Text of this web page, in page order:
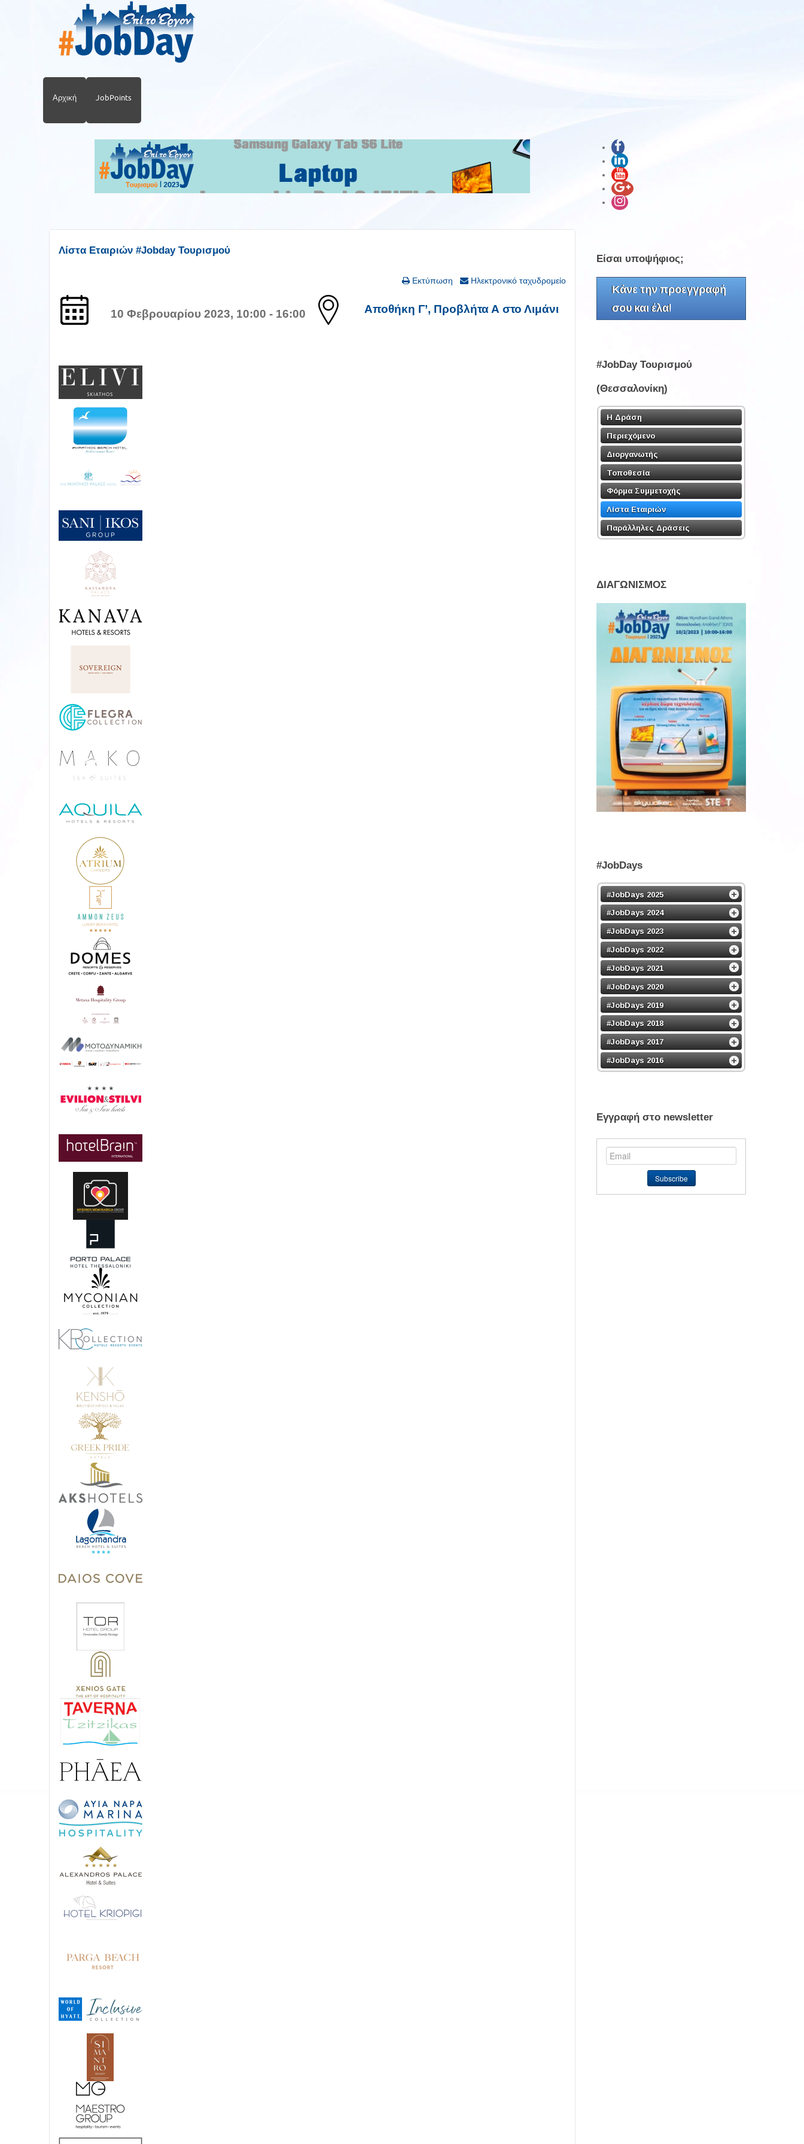
Αρχική JobPoints
Λίστα Εταιριών #Jobday Τουρισμού
Εκτύπωση Ηλεκτρονικό ταχυδρομείο
10 Φεβρουαρίου 2023, 10:00 - 16:00 Αποθήκη Γ’, Προβλήτα Α στο Λιμάνι
Είσαι υποψήφιος;
Κάνε την προεγγραφή
σου και έλα!
#JobDay Τουρισμού
(Θεσσαλονίκη)
Η Δράση
Περιεχόμενο
Διοργανωτής
Τοποθεσία
Φόρμα Συμμετοχής
Λίστα Εταιριών
Παράλληλες Δράσεις
ΔΙΑΓΩΝΙΣΜΟΣ
#JobDays
#JobDays 2025
#JobDays 2024
#JobDays 2023
#JobDays 2022
#JobDays 2021
#JobDays 2020
#JobDays 2019
#JobDays 2018
#JobDays 2017
#JobDays 2016
Εγγραφή στο newsletter